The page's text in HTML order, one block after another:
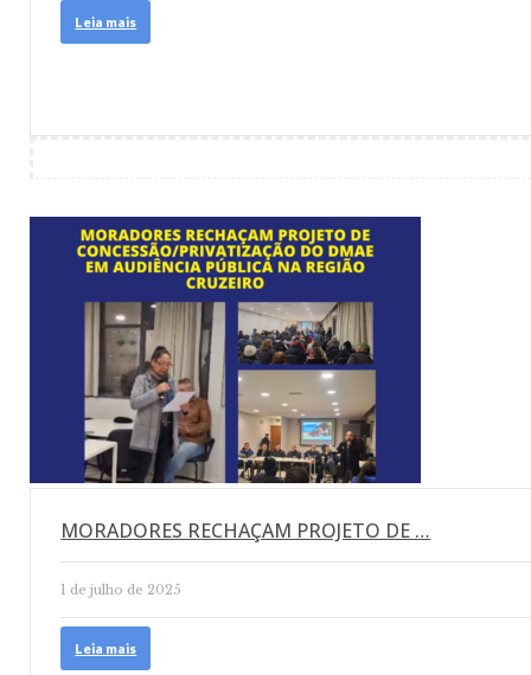
Leia mais
MORADORES RECHAÇAM PROJETO DE …
1 de julho de 2025
Leia mais